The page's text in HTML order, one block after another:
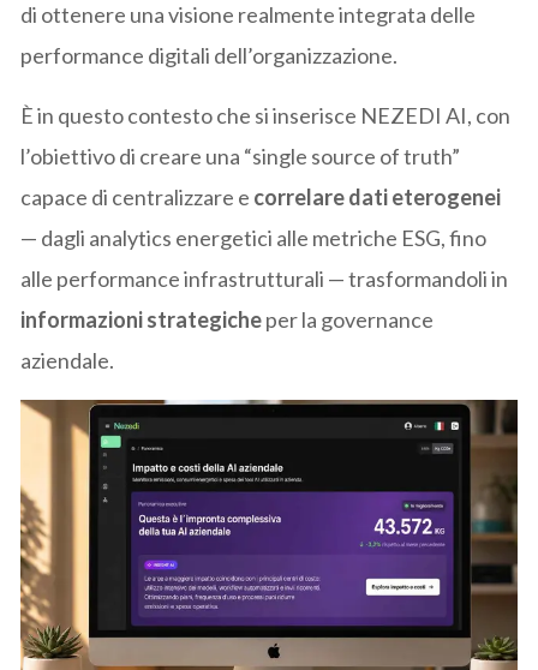
di ottenere una visione realmente integrata delle
performance digitali dell’organizzazione.
È in questo contesto che si inserisce NEZEDI AI, con
l’obiettivo di creare una “single source of truth”
capace di centralizzare e correlare dati eterogenei
— dagli analytics energetici alle metriche ESG, fino
alle performance infrastrutturali — trasformandoli in
informazioni strategicheper la governance
aziendale.